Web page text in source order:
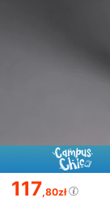
117,80zł